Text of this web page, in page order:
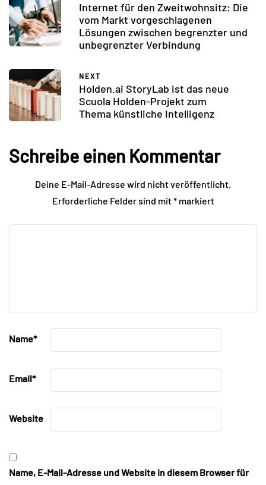
Internet für den Zweitwohnsitz: Die
vom Markt vorgeschlagenen
Lösungen zwischen begrenzter und
unbegrenzter Verbindung
NEXT
Holden.ai StoryLab ist das neue
Scuola Holden-Projekt zum
Thema künstliche Intelligenz
Schreibe einen Kommentar
Deine E-Mail-Adresse wird nicht veröffentlicht.
Erforderliche Felder sind mit*markiert
Name*
Email*
Website
Name, E-Mail-Adresse und Website in diesem Browser für